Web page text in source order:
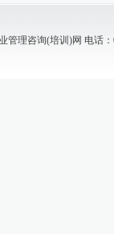
管理咨询(培训)网 电话：